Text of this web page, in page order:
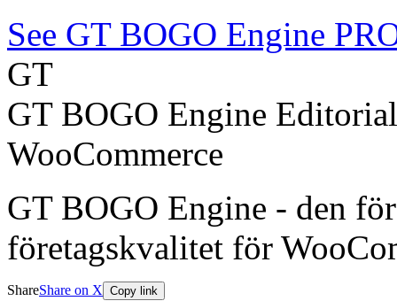
See GT BOGO Engine
GT
GT BOGO Engine
WooCommerce
GT BOGO Engine - den
företagskvalitet för
ShareShare on X Copy link